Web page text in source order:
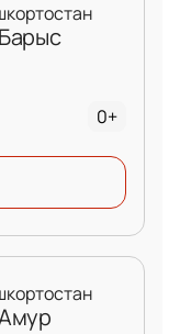
0+